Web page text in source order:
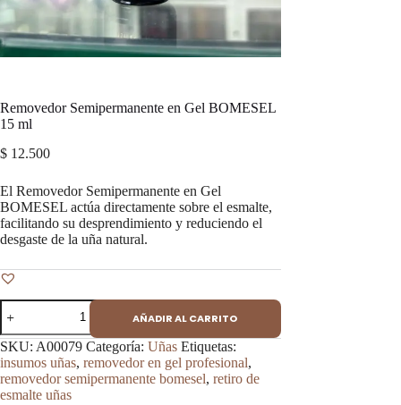
Removedor Semipermanente en Gel BOMESEL
15 ml
$ 12.500
El Removedor Semipermanente en Gel
BOMESEL actúa directamente sobre el esmalte,
facilitando su desprendimiento y reduciendo el
desgaste de la uña natural.
Removedor
Semipermanente
en
Gel
BOMESEL
15
ml
AÑADIR AL CARRITO
SKU: A00079 Categoría: Uñas Etiquetas:
insumos uñas, removedor en gel profesional,
removedor semipermanente bomesel, retiro de
esmalte uñas